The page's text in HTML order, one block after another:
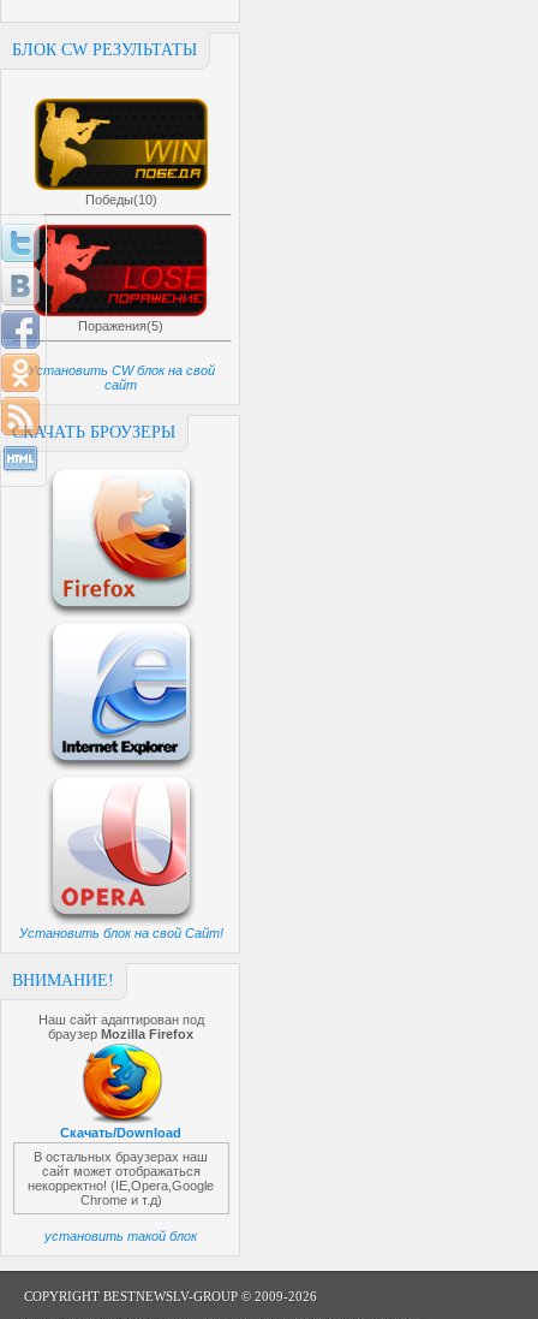
БЛОК CW РЕЗУЛЬТАТЫ
Победы(10)
Поражения(5)
Установить CW блок на свой
сайт
СКАЧАТЬ БРОУЗЕРЫ
Установить блок на свой Сайт!
ВНИМАНИЕ!
Наш сайт адаптирован под
браузерMozilla Firefox
Скачать/Download
В остальных браузерах наш
сайт может отображаться
некорректно! (IE,Opera,Google
Chrome и т.д)
установить такой блок
COPYRIGHT BESTNEWSLV-GROUP © 2009-2026